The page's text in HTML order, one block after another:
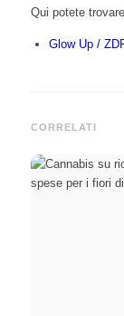
Qui potete
Glow Up /
CORRELATI